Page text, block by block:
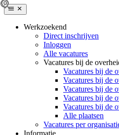
Werkzoekend
Direct inschrijven
Inloggen
Alle vacatures
Vacatures bij de
Vacatures bij de
Vacatures bij de
Vacatures bij de
Vacatures bij de
Vacatures bij de
Alle plaatsen
Vacatures per
Informatie